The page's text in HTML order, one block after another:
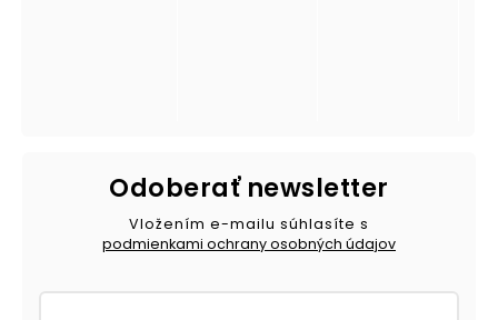
Odoberať newsletter
Vložením e-mailu súhlasíte s
podmienkami ochrany osobných údajov